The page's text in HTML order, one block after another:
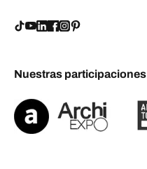
Nuestras participaciones